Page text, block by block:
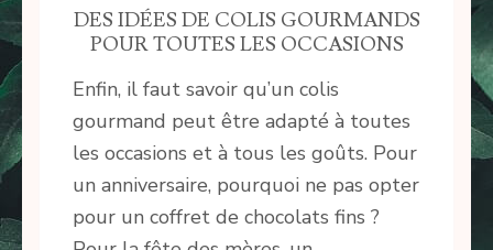
DES IDÉES DE COLIS GOURMANDS
POUR TOUTES LES OCCASIONS
Enfin, il faut savoir qu’un colis
gourmand peut être adapté à toutes
les occasions et à tous les goûts. Pour
un anniversaire, pourquoi ne pas opter
pour un coffret de chocolats fins ?